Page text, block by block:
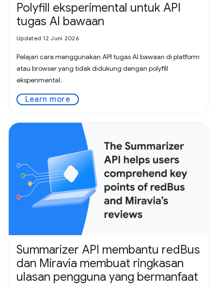
Polyfill eksperimental untuk API
tugas AI bawaan
Updated 12 Juni 2026
Pelajari cara menggunakan API tugas AI bawaan di platform
atau browser yang tidak didukung dengan polyfill
eksperimental.
Learn more
Summarizer API membantu redBus
dan Miravia membuat ringkasan
ulasan pengguna yang bermanfaat